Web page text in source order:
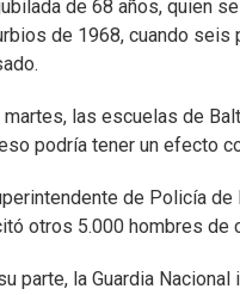
de 68 años, quien
de 1968, cuando seis
martes, las escuelas de
podría tener un efecto
de Policía
otros 5.000 hombres de
parte, la Guardia